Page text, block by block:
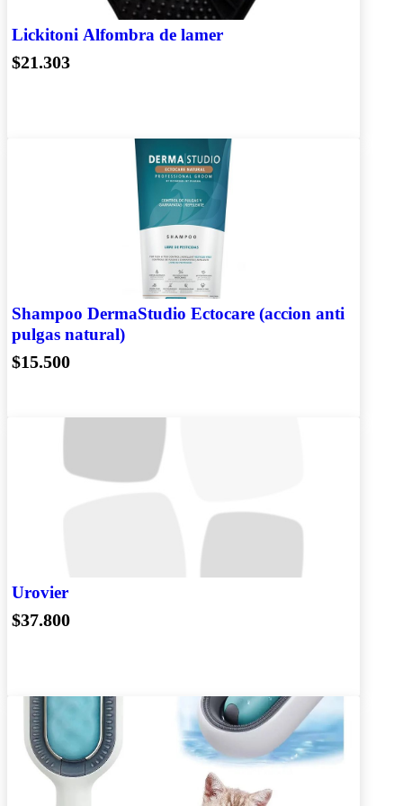
Lickitoni Alfombra de lamer
$21.303
Shampoo DermaStudio Ectocare (accion anti
pulgas natural)
$15.500
Urovier
$37.800